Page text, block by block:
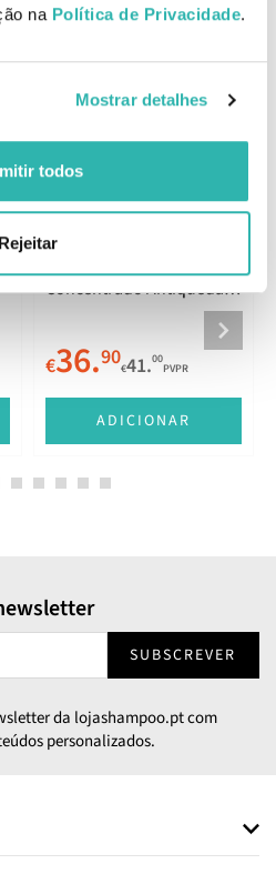
na Política de Privacidade.
Mostrar detalhes
todos
Rejeitar
um estimulador folicular eficaz
e a queda do cabelo,
Concentrado Antiqueda
€36.90€41.00
PVPR
ADICIONAR
SUBSCREVER
da lojashampoo.pt com
personalizados.